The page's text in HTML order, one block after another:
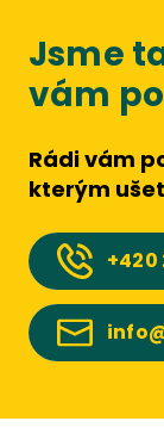
Jsme
vám
Rádi vám
kterým
+420